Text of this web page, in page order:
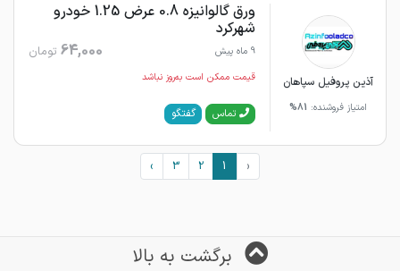
آذین پروفیل سپاهان
امتیاز فروشنده: 81%
ورق گالوانیزه 0.8 عرض 1.25 خودرو
شهرکرد
9 ماه پیش 64,000 تومان
قیمت ممکن است به‌روز نباشد
تماس گفتگو
‹
1
2
3
›
برگشت به بالا